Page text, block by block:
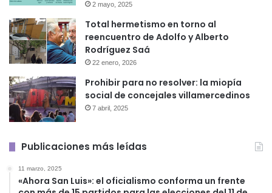
2 mayo, 2025
Total hermetismo en torno al
reencuentro de Adolfo y Alberto
Rodríguez Saá
22 enero, 2026
Prohibir para no resolver: la miopía
social de concejales villamercedinos
7 abril, 2025
Publicaciones más leídas
11 marzo, 2025
«Ahora San Luis»: el oficialismo conforma un frente